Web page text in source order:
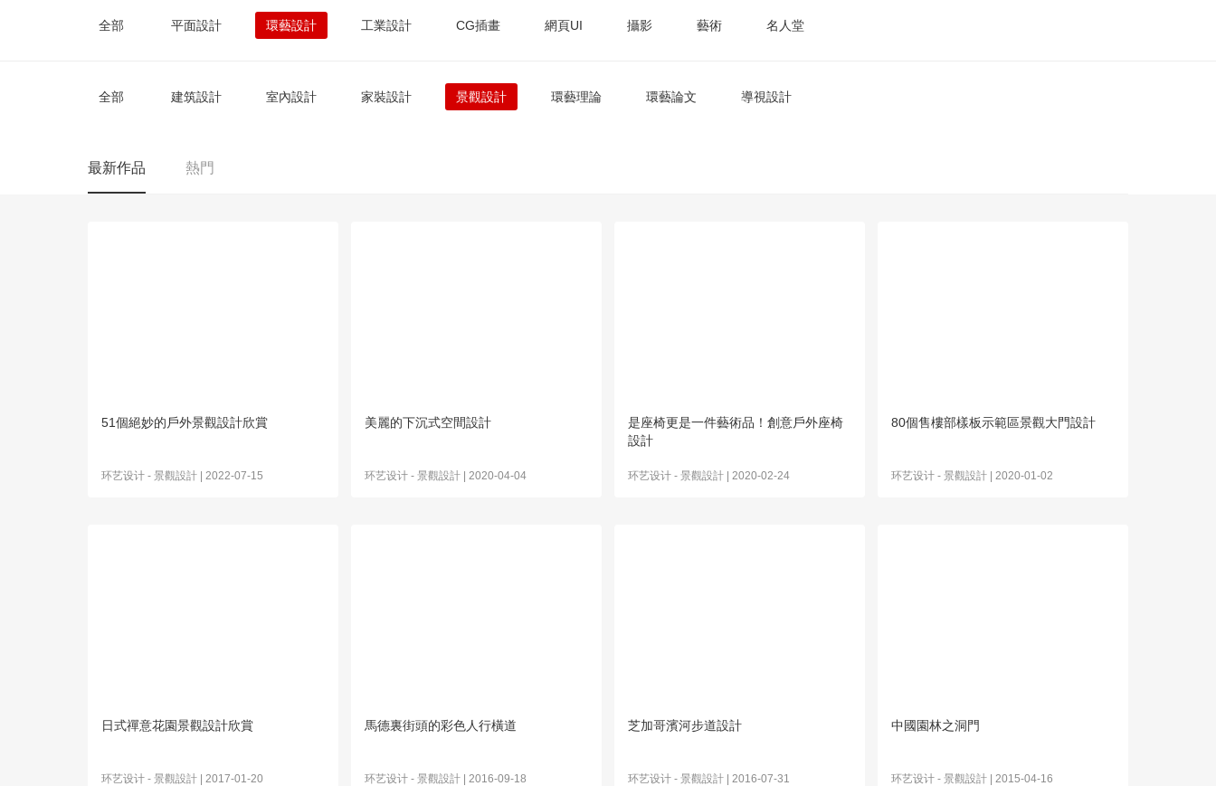
全部 平面設計 環藝設計 工業設計 CG插畫 網頁UI 攝影 藝術 名人堂
全部 建筑設計 室內設計 家裝設計 景觀設計 環藝理論 環藝論文 導視設計
最新作品 熱門
51個絕妙的戶外景觀設計欣賞
环艺设计 - 景觀設計 | 2022-07-15
美麗的下沉式空間設計
环艺设计 - 景觀設計 | 2020-04-04
是座椅更是一件藝術品！創意戶外座椅
設計
环艺设计 - 景觀設計 | 2020-02-24
80個售樓部樣板示範區景觀大門設計
环艺设计 - 景觀設計 | 2020-01-02
日式禪意花園景觀設計欣賞
环艺设计 - 景觀設計 | 2017-01-20
馬德裏街頭的彩色人行橫道
环艺设计 - 景觀設計 | 2016-09-18
芝加哥濱河步道設計
环艺设计 - 景觀設計 | 2016-07-31
中國園林之洞門
环艺设计 - 景觀設計 | 2015-04-16